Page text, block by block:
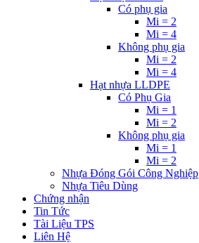
Có phụ gia
Mi = 2
Mi = 4
Không phụ gia
Mi = 2
Mi = 4
Hạt nhựa LLDPE
Có Phụ Gia
Mi = 1
Mi = 2
Không phụ gia
Mi = 1
Mi = 2
Nhựa Đóng Gói Công Nghiệp
Nhựa Tiêu Dùng
Chứng nhận
Tin Tức
Tài Liệu TPS
Liên Hệ